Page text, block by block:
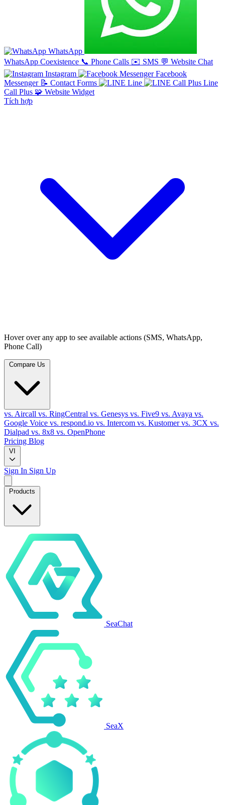
WhatsApp
WhatsApp Coexistence 📞 Phone Calls ✉️ SMS 💬 Website Chat
Instagram
Facebook
Messenger 📝 Contact Forms Line
Line
Call Plus 🧩 Website Widget
Tích hợp
Hover over any app to see available actions (SMS, WhatsApp,
Phone Call)
vs. Aircall vs. RingCentral vs. Genesys vs. Five9 vs. Avaya vs.
Google Voice vs. respond.io vs. Intercom vs. Kustomervs. 3CX vs.
Dialpad vs. 8x8 vs. OpenPhone
Pricing Blog
VI
Sign In Sign Up
Products
SeaChat
SeaX